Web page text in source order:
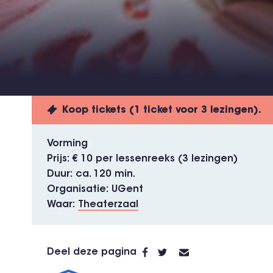
Koop tickets (1 ticket voor 3 lezingen).
Vorming
Prijs
€ 10 per lessenreeks (3 lezingen)
Duur
ca. 120 min.
Organisatie
UGent
Waar
Theaterzaal
Deel deze pagina